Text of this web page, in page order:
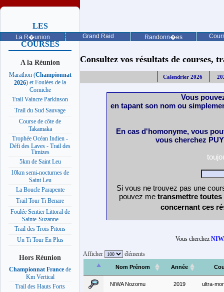
La R�union Grand Raid Randonn�es
LES
PROCHAINES
COURSES
A la Réunion
Marathon (Championnat
2026) et Foulées de la
Corniche
Trail Vaincre Parkinson
Trail du Sud Sauvage
Course de côte de
Takamaka
Trophée Océan Indien -
Défi des Laves - Trail des
Timizes
5km de Saint Leu
10km semi-nocturnes de
Saint Leu
La Boucle Parapente
Trail Tour Ti Benare
Foulée Sentier Littoral de
Sainte-Suzanne
Trail des Trois Pitons
Un Ti Tour En Plus
Hors Réunion
Championnat France de
Km Vertical
Trail des Hauts Forts
Consultez vos résultats de courses,
Calendrier 2026
Vous
en tapant son nom ou
En cas d'homonyme, vous
vous cherchez
Si vous ne trouvez pas une
pouvez me transmettre
concernant ces
Vous cherchez
Afficher éléments
Nom Prénom Année
NIWA Nozomu 2019 ultra-